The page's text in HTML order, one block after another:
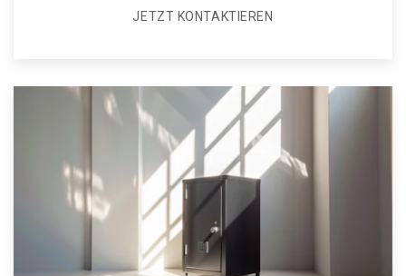
JETZT KONTAKTIEREN